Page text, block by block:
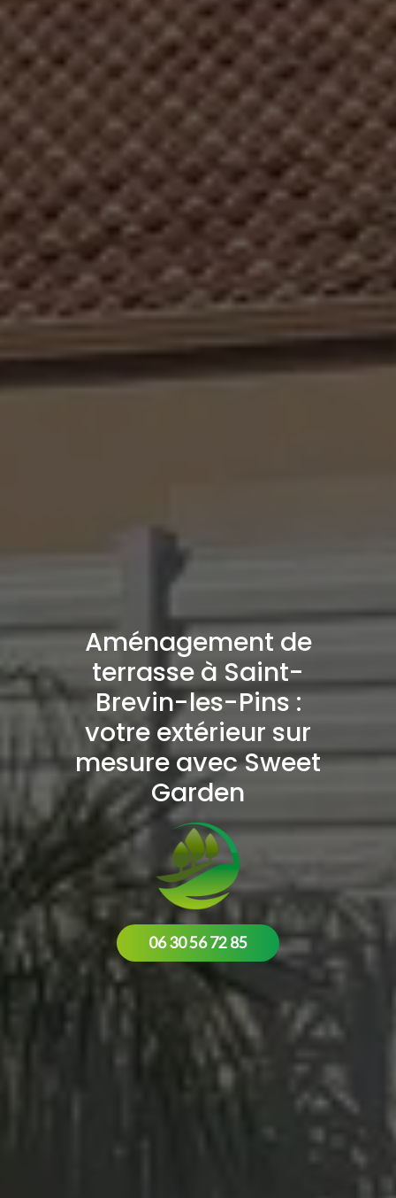
Aménagement de
terrasse à Saint-
Brevin-les-Pins :
votre extérieur sur
mesure avec Sweet
Garden
06 30 56 72 85